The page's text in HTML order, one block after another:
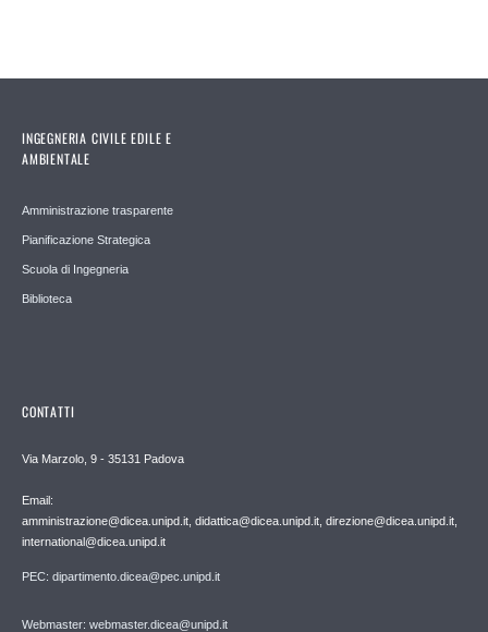
INGEGNERIA CIVILE EDILE E
AMBIENTALE
Amministrazione trasparente
Pianificazione Strategica
Scuola di Ingegneria
Biblioteca
CONTATTI
Via Marzolo, 9 - 35131 Padova
Email:
amministrazione@dicea.unipd.it, didattica@dicea.unipd.it, direzione@dicea.unipd.it,
international@dicea.unipd.it
PEC: dipartimento.dicea@pec.unipd.it
Webmaster: webmaster.dicea@unipd.it